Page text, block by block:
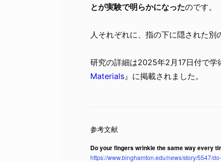
とが実験で明らかになったのです。
人それぞれに、指の下に隠された
研究の詳細は2025年2月17日付で学
Materials 』に掲載されました。
Do your fingers wrinkle the same way every
https://www.binghamton.edu/news/story/5547/